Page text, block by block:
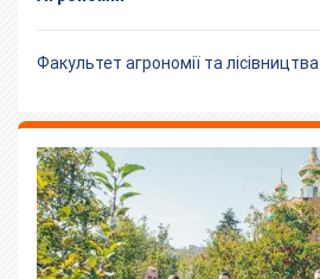
Факультет агрономії та лісівництва